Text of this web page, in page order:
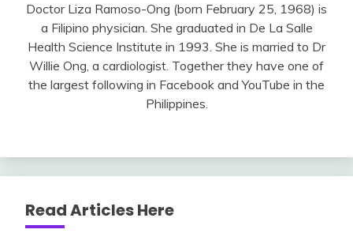
Doctor Liza Ramoso-Ong (born February 25, 1968) is
a Filipino physician. She graduated in De La Salle
Health Science Institute in 1993. She is married to Dr
Willie Ong, a cardiologist. Together they have one of
the largest following in Facebook and YouTube in the
Philippines.
Read Articles Here